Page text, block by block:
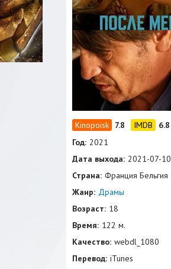
7.8
6.8
Год: 2021
Дата выхода: 2021-07-10
Страна: Франция Бельгия
Жанр: Драмы
Возраст: 18
Время: 122 м.
Качество: webdl_1080
Перевод: iTunes